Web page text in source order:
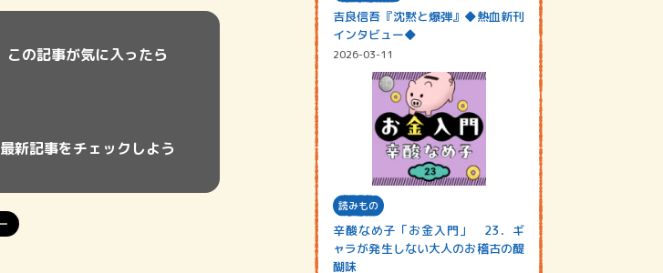
この記事が気に入ったら
最新記事をチェックしよう
吉良信吾『沈黙と爆弾』◆熱血新刊
インタビュー◆
2026-03-11
読みもの
辛酸なめ子「お金入門」 23．ギ
ャラが発生しない大人のお稽古の醍
醐味